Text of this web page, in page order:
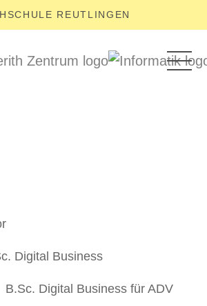
REUTLINGEN
Digital Business
B.Sc. Digital Business für ADV